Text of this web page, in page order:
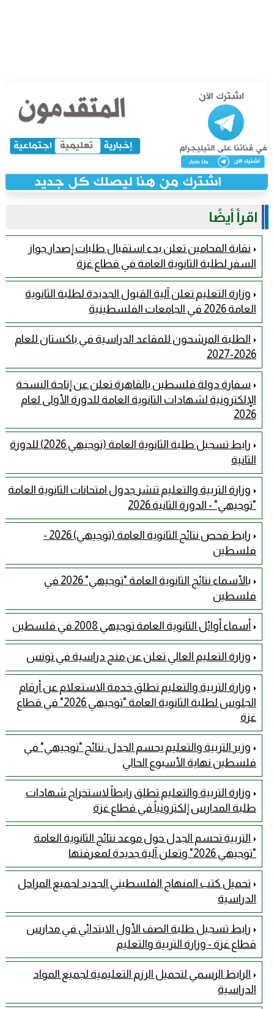
اقرأ أيضًا
نقابة المحامين تعلن بدء استقبال طلبات إصدار جواز
السفر لطلبة الثانوية العامة في قطاع غزة
وزارة التعليم تعلن آلية القبول الجديدة لطلبة الثانوية
العامة 2026 في الجامعات الفلسطينية
الطلبة المرشحون للمقاعد الدراسية في باكستان للعام
2026-2027
سفارة دولة فلسطين بالقاهرة تعلن عن إتاحة النسخة
الإلكترونية لشهادات الثانوية العامة للدورة الأولى لعام
2026
رابط تسجيل طلبة الثانوية العامة (توجيهي 2026) للدورة
الثانية
وزارة التربية والتعليم تنشر جدول امتحانات الثانوية العامة
"توجيهي" - الدورة الثانية 2026
رابط فحص نتائج الثانوية العامة (توجيهي) 2026 -
فلسطين
بالأسماء نتائج الثانوية العامة "توجيهي" 2026 في
فلسطين
أسماء أوائل الثانوية العامة توجيهي 2008 في فلسطين
وزارة التعليم العالي تعلن عن منح دراسية في تونس
وزارة التربية والتعليم تطلق خدمة الاستعلام عن أرقام
الجلوس لطلبة الثانوية العامة "توجيهي 2026" في قطاع
غزة
وزير التربية والتعليم يحسم الجدل: نتائج "توجيهي" في
فلسطين نهاية الأسبوع الحالي
وزارة التربية والتعليم تطلق رابطاً لاستخراج شهادات
طلبة المدارس إلكترونياً في قطاع غزة
التربية تحسم الجدل حول موعد نتائج الثانوية العامة
"توجيهي 2026" وتعلن آلية جديدة لمعرفتها
تحميل كتب المنهاج الفلسطيني الجديد لجميع المراحل
الدراسية
رابط تسجيل طلبة الصف الأول الابتدائي في مدارس
قطاع غزة - وزارة التربية والتعليم
الرابط الرسمي لتحميل الرزم التعليمية لجميع المواد
الدراسية